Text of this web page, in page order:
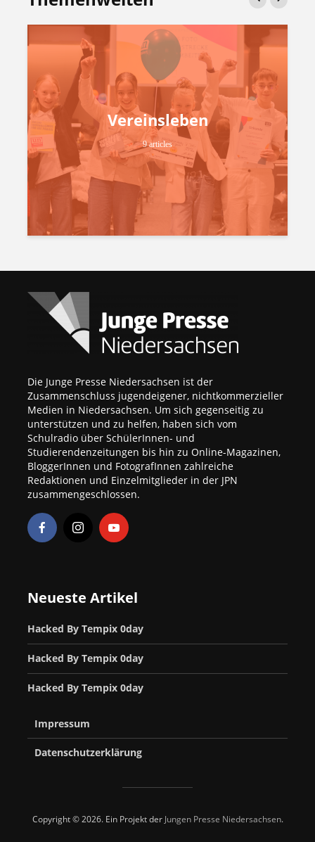
Vereinsleben
9 articles
Die Junge Presse Niedersachsen ist der
Zusammenschluss jugendeigener, nichtkommerzieller
Medien in Niedersachsen. Um sich gegenseitig zu
unterstützen und zu helfen, haben sich vom
Schulradio über SchülerInnen- und
Studierendenzeitungen bis hin zu Online-Magazinen,
BloggerInnen und FotografInnen zahlreiche
Redaktionen und Einzelmitglieder in der JPN
zusammengeschlossen.
Neueste Artikel
Hacked By Tempix 0day
Hacked By Tempix 0day
Hacked By Tempix 0day
Impressum
Datenschutzerklärung
Copyright © 2026. Ein Projekt der Jungen Presse Niedersachsen.